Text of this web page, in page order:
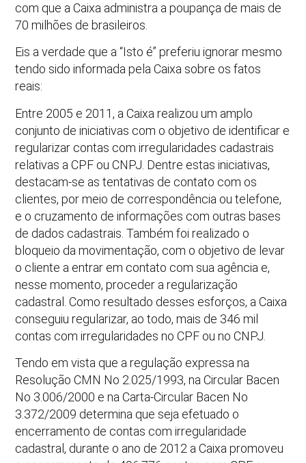
com que a Caixa administra a poupança de mais de
70 milhões de brasileiros.
Eis a verdade que a “Isto é” preferiu ignorar mesmo
tendo sido informada pela Caixa sobre os fatos
reais:
Entre 2005 e 2011, a Caixa realizou um amplo
conjunto de iniciativas com o objetivo de identificar e
regularizar contas com irregularidades cadastrais
relativas a CPF ou CNPJ. Dentre estas iniciativas,
destacam-se as tentativas de contato com os
clientes, por meio de correspondência ou telefone,
e o cruzamento de informações com outras bases
de dados cadastrais. Também foi realizado o
bloqueio da movimentação, com o objetivo de levar
o cliente a entrar em contato com sua agência e,
nesse momento, proceder a regularização
cadastral. Como resultado desses esforços, a Caixa
conseguiu regularizar, ao todo, mais de 346 mil
contas com irregularidades no CPF ou no CNPJ.
Tendo em vista que a regulação expressa na
Resolução CMN No 2.025/1993, na Circular Bacen
No 3.006/2000 e na Carta-Circular Bacen No
3.372/2009 determina que seja efetuado o
encerramento de contas com irregularidade
cadastral, durante o ano de 2012 a Caixa promoveu